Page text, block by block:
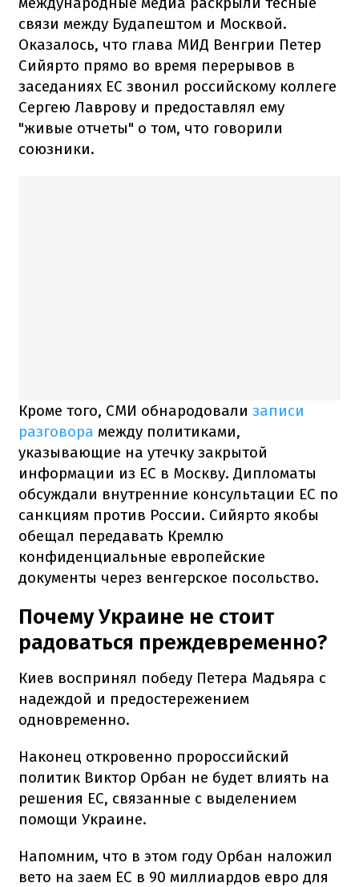
связи между Будапештом и Москвой.
Оказалось, что глава МИД Венгрии Петер
Сийярто прямо во время перерывов в
заседаниях ЕС звонил российскому коллеге
Сергею Лаврову и предоставлял ему
"живые отчеты" о том, что говорили
союзники.
Кроме того, СМИ обнародовали записи
разговора между политиками,
указывающие на утечку закрытой
информации из ЕС в Москву. Дипломаты
обсуждали внутренние консультации ЕС по
санкциям против России. Сийярто якобы
обещал передавать Кремлю
конфиденциальные европейские
документы через венгерское посольство.
Почему Украине не стоит
радоваться преждевременно?
Киев воспринял победу Петера Мадьяра с
надеждой и предостережением
одновременно.
Наконец откровенно пророссийский
политик Виктор Орбан не будет влиять на
решения ЕС, связанные с выделением
помощи Украине.
Напомним, что в этом году Орбан наложил
вето на заем ЕС в 90 миллиардов евро для